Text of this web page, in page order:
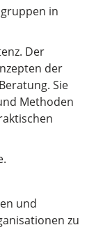
in
Der
der
Sie
Methoden
und
zu